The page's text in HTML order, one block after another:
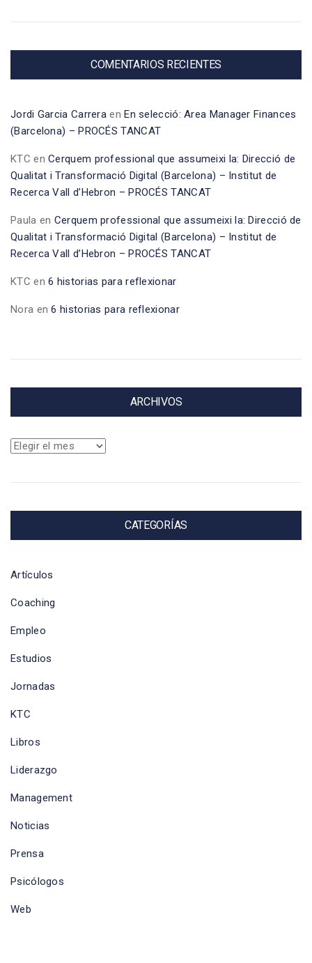
COMENTARIOS RECIENTES
Jordi Garcia Carrera en En selecció: Area Manager Finances
(Barcelona) – PROCÉS TANCAT
KTC enCerquem professional que assumeixi la: Direcció de
Qualitat i Transformació Digital (Barcelona) – Institut de
Recerca Vall d’Hebron – PROCÉS TANCAT
Paula en Cerquem professional que assumeixi la: Direcció de
Qualitat i Transformació Digital (Barcelona) – Institut de
Recerca Vall d’Hebron – PROCÉS TANCAT
KTC en6 historias para reflexionar
Nora en6 historias para reflexionar
ARCHIVOS
Archivos
CATEGORÍAS
Artículos
Coaching
Empleo
Estudios
Jornadas
KTC
Libros
Liderazgo
Management
Noticias
Prensa
Psicólogos
Web